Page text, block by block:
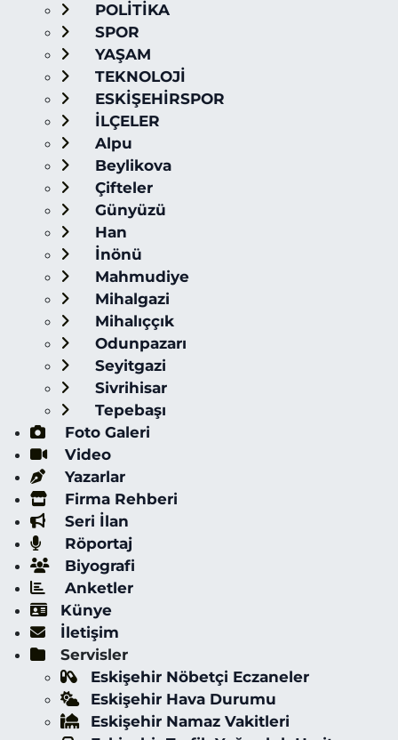
POLİTİKA
SPOR
YAŞAM
TEKNOLOJİ
ESKİŞEHİRSPOR
İLÇELER
Alpu
Beylikova
Çifteler
Günyüzü
Han
İnönü
Mahmudiye
Mihalgazi
Mihalıççık
Odunpazarı
Seyitgazi
Sivrihisar
Tepebaşı
Foto Galeri
Video
Yazarlar
Firma Rehberi
Seri İlan
Röportaj
Biyografi
Anketler
Künye
İletişim
Servisler
Eskişehir Nöbetçi Eczaneler
Eskişehir Hava Durumu
Eskişehir Namaz Vakitleri